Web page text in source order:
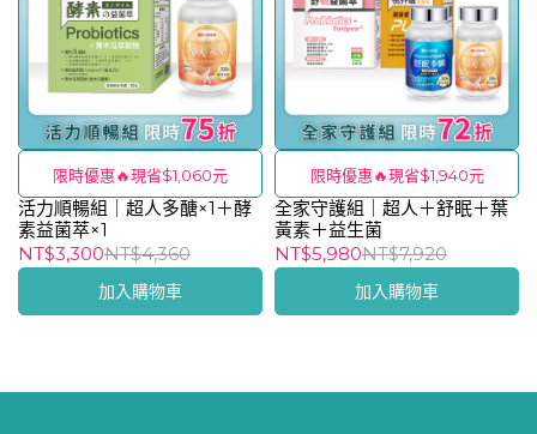
限時優惠🔥現省$1,060元
活力順暢組｜超人多醣×1＋酵
素益菌萃×1
NT$3,300NT$4,360
加入購物車
限時優惠🔥現省$1,940元
全家守護組｜超人＋舒眠＋葉
黃素＋益生菌
NT$5,980NT$7,920
加入購物車